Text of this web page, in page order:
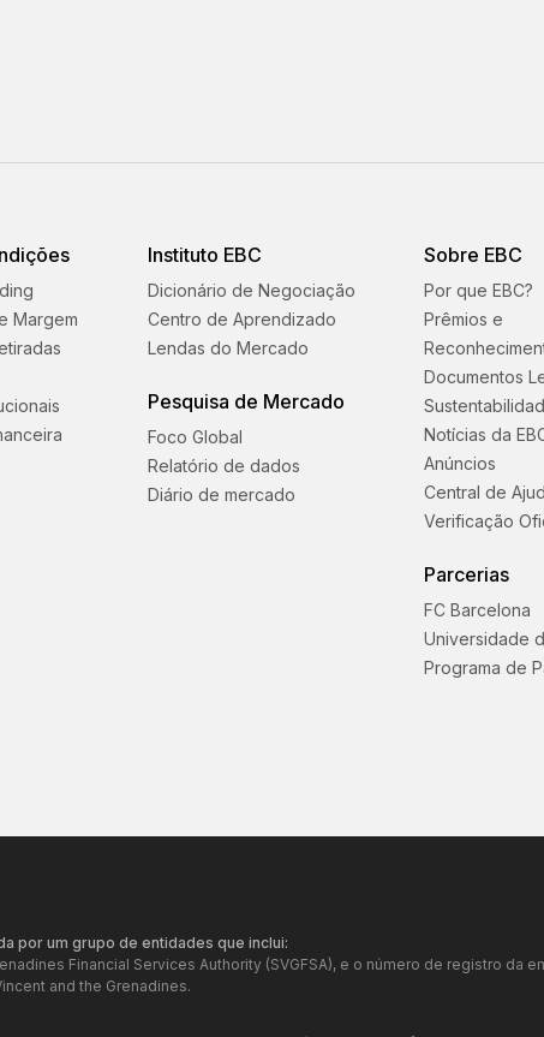
Margem
Instituto EBC
Dicionário de Negociação
Centro de Aprendizado
Lendas do Mercado
Pesquisa de Mercado
Foco Global
Relatório de dados
Diário de mercado
Sobre EBC
Por que EBC?
Prêmios e
Documentos
Notícias da
Anúncios
Central de
Verificação
Parcerias
FC Barcelona
Universidade
Programa de
por um grupo de entidades que inclui:
Financial Services Authority (SVGFSA), e o número de registro
and the Grenadines.